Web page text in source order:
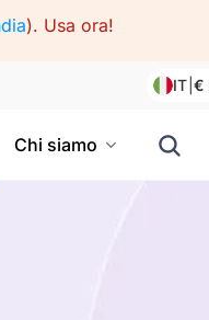
). Usa ora!
IT |€
Chi siamo